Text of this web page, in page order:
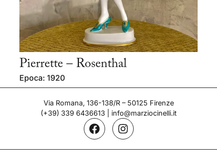
Pierrette – Rosenthal
Epoca: 1920
Via Romana, 136-138/R – 50125 Firenze
(+39) 339 6436613
info@marziocinelli.it